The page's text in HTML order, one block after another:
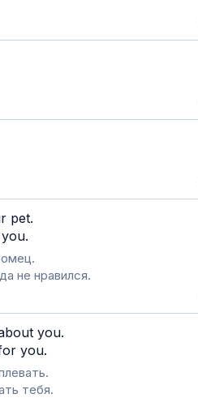
pet.
не нравился.
you.
you.
тебя.